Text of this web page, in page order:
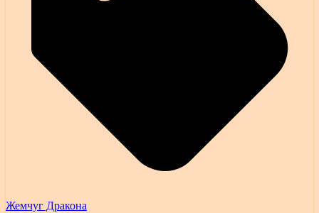
Жемчуг Дракона